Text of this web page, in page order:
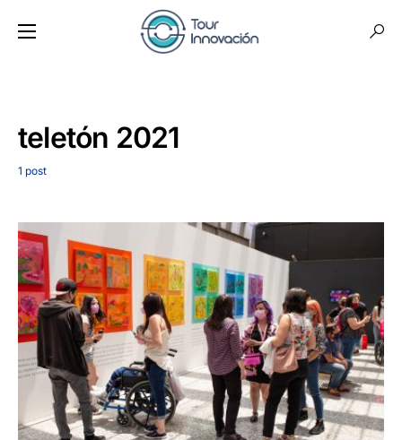
teletón 2021
1 post